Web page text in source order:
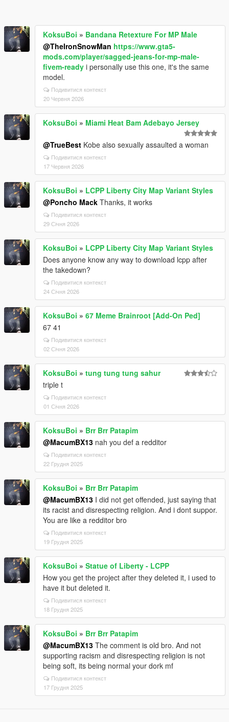
KoksuBoi » Bandana Retexture For MP Male
@TheIronSnowMan https://www.gta5-
mods.com/player/sagged-jeans-for-mp-male-
fivem-ready i personally use this one, it's the same
model.
Подивитися контекст
20 Червня 2026
KoksuBoi » Miami Heat Bam Adebayo Jersey
@TrueBest Kobe also sexually assaulted a woman
Подивитися контекст
17 Червня 2026
KoksuBoi » LCPP Liberty City Map Variant Styles
@Poncho Mack Thanks, it works
Подивитися контекст
29 Січня 2026
KoksuBoi » LCPP Liberty City Map Variant Styles
Does anyone know any way to download lcpp after
the takedown?
Подивитися контекст
24 Січня 2026
KoksuBoi » 67 Meme Brainroot [Add-On Ped]
67 41
Подивитися контекст
02 Січня 2026
KoksuBoi » tung tung tung sahur
triple t
Подивитися контекст
01 Січня 2026
KoksuBoi » Brr Brr Patapim
@MacumBX13 nah you def a redditor
Подивитися контекст
22 Грудня 2025
KoksuBoi » Brr Brr Patapim
@MacumBX13 I did not get offended, just saying that
its racist and disrespecting religion. And i dont suppor.
You are like a redditor bro
Подивитися контекст
19 Грудня 2025
KoksuBoi » Statue of Liberty - LCPP
How you get the project after they deleted it, i used to
have it but deleted it.
Подивитися контекст
18 Грудня 2025
KoksuBoi » Brr Brr Patapim
@MacumBX13 The comment is old bro. And not
supporting racism and disrespecting religion is not
being soft, its being normal your dork mf
Подивитися контекст
17 Грудня 2025